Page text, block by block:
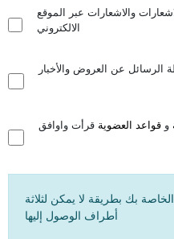
والاشعارات عبر الموقع
الالكتروني
الرسائل عن العروض والأخبار
و قواعد العضوية قرأت واوافق
بك بطريقة لا يمكن لثلاثة
أطراف الوصول إليها